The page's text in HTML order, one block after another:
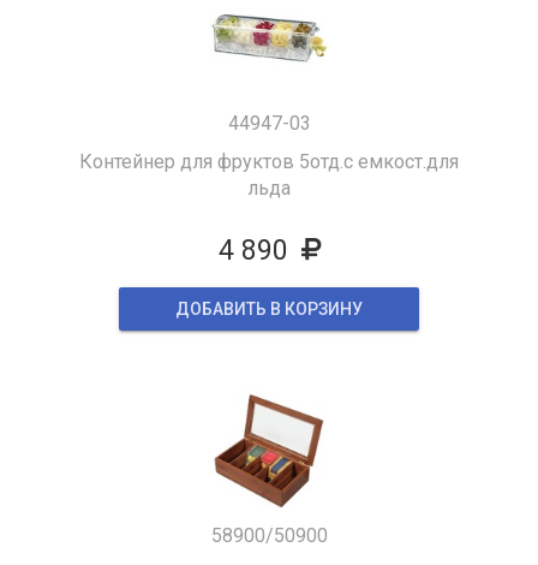
44947-03
Контейнер для фруктов 5отд.с емкост.для
льда
4 890
ДОБАВИТЬ В КОРЗИНУ
58900/50900